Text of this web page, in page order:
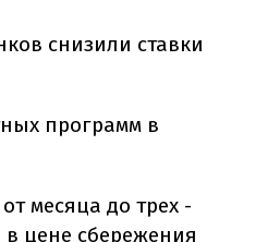
снизили ставки
программ в
месяца до трех -
цене сбережения